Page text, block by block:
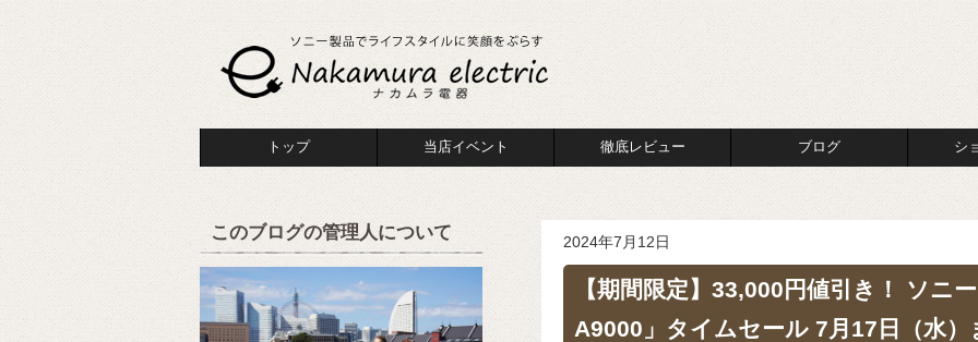
トップ 当店イベント 徹底レビュー ブログ シ
2024年7月12日
【期間限定】33,000円値引き！ ソニ
A9000」タイムセール 7月17日（水）
このブログの管理人について